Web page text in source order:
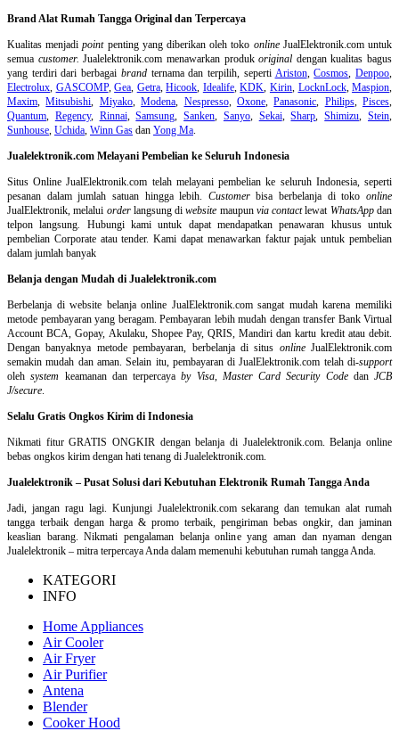
Brand Alat Rumah Tangga Original dan Terpercaya
Kualitas menjadipointpenting yang diberikan oleh toko onlineJualElektronik.com untuk
semua customer. Jualelektronik.com menawarkan produkoriginal dengan kualitas bagus
yang terdiri dari berbagai brandternama dan terpilih, seperti Ariston,Cosmos ,Denpoo
Electrolux GASCOMP,Gea Getra,Hicook Idealife,KDK Kirin, LocknLock,Maspion
Maxim ,Mitsubishi Miyako,Modena Nespresso, Oxone,Panasonic Philips, Pisces
Quantum
Regency, Rinnai,Samsung ,Sanken Sanyo, Sekai,Sharp ,Shimizu ,Stein
Sunhouse Uchida Winn Gas dan Yong Ma
Jualelektronik.com Melayani Pembelian ke Seluruh Indonesia
Situs Online JualElektronik.com telah melayani pembelian ke seluruh Indonesia, seperti
pesanan dalam jumlah satuan hingga lebih. Customerbisa berbelanja di tokoonline
JualElektronik, melalui orderlangsung diwebsite maupun via contactlewat WhatsAppdan
telpon langsung
Hubungi kami untuk dapat mendapatkan penawaran khusus untuk
pembelian Corporate atau tender. Kami dapat menawarkan faktur pajak untuk pembelian
dalam jumlah banyak
Belanja dengan Mudah di Jualelektronik.com
Berbelanja diwebsite belanja online JualElektronik.com sangat mudah karena memiliki
metode pembayaran yang beragam. Pembayaran lebih mudah dengan transfer Bank Virtual
Account BCA, Gopay, Akulaku, Shopee Pay, QRIS, Mandiri dan kartu kredit atau debit.
Dengan banyaknya metode pembayaran, berbelanja di situs onlineJualElektronik.com
semakin mudah dan aman. Selain itu, pembayaran di JualElektronik.com telah di-support
olehsystem keamanan dan terpercayaby Visa, Master Card Security Codedan JCB
J/secure
Selalu Gratis Ongkos Kirim di Indonesia
Nikmati fitur GRATIS ONGKIR dengan belanja di Jualelektronik.com. Belanja online
bebas ongkos kirim dengan hati tenang di Jualelektronik.com.
Jualelektronik – Pusat Solusi dari Kebutuhan Elektronik Rumah Tangga Anda
Jadi, jangan ragu lagi. Kunjungi Jualelektronik.com sekarang dan temukan alat rumah
tangga terbaik dengan harga & promo terbaik, pengiriman bebas ongkir, dan jaminan
keaslian barang. Nikmati pengalaman belanja online yang aman dan nyaman dengan
Jualelektronik – mitra terpercaya Anda dalam memenuhi kebutuhan rumah tangga Anda.
KATEGORI
INFO
Home Appliances
Air Cooler
Air Fryer
Air Purifier
Antena
Blender
Cooker Hood